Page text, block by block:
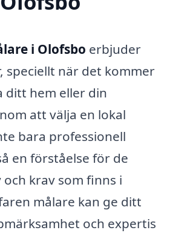
i Olofsbo erbjuder
speciellt när det kommer
ditt hem eller din
att välja en lokal
bara professionell
en förståelse för de
krav som finns i
målare kan ge ditt
och expertis